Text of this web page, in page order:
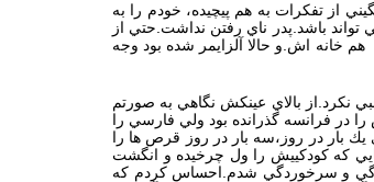
از تفكرات به هم پيچيده، خودم را به
باشد.پدر ناي رفتن نداشت.حتي از
خانه اش.و حالا آلزايمر شده بود وجه
نكرد.از بالاي عينكش نگاهي به صورتم
در فرانسه گذرانده بود ولي فارسي را
بار در روز،سه بار در روز قرص ها را
كه كودكييش را ول چرخيده و انگشت
و سرخوردگي شدم.احساس كردم كه